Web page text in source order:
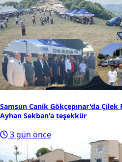
Samsun Canik Gökçepınar'da
Ayhan Sekban'a teşekkür
3 gün önce